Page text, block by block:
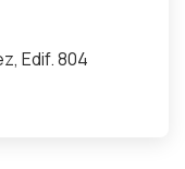
Edif. 804